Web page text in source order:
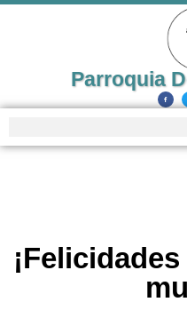
Parroquia